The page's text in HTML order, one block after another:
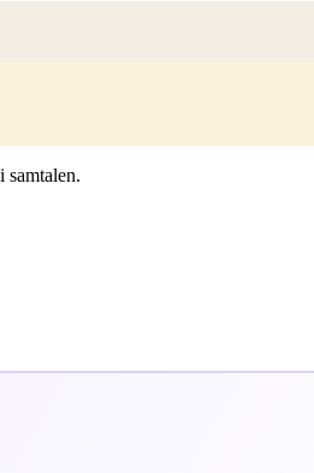
samtalen.